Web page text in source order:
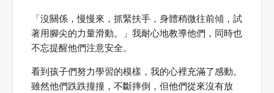
「沒關係，慢慢來，抓緊扶手，身體稍微往前傾，試
著用腳尖的力量滑動。」我耐心地教導他們，同時也
不忘提醒他們注意安全。
看到孩子們努力學習的模樣，我的心裡充滿了感動。
雖然他們跌跌撞撞，不斷摔倒，但他們從來沒有放